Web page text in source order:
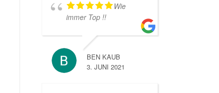
Wie
immer Top !!
BEN KAUB
3. JUNI 2021